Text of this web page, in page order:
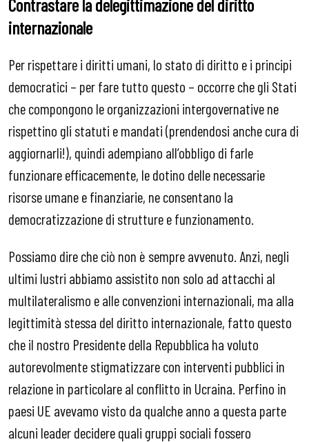
Contrastare la delegittimazione del diritto
internazionale
Per rispettare i diritti umani, lo stato di diritto e i principi
democratici – per fare tutto questo – occorre che gli Stati
che compongono le organizzazioni intergovernative ne
rispettino gli statuti e mandati (prendendosi anche cura di
aggiornarli!), quindi adempiano all’obbligo di farle
funzionare efficacemente, le dotino delle necessarie
risorse umane e finanziarie, ne consentano la
democratizzazione di strutture e funzionamento.
Possiamo dire che ciò non è sempre avvenuto. Anzi, negli
ultimi lustri abbiamo assistito non solo ad attacchi al
multilateralismo e alle convenzioni internazionali, ma alla
legittimità stessa del diritto internazionale, fatto questo
che il nostro Presidente della Repubblica ha voluto
autorevolmente stigmatizzare con interventi pubblici in
relazione in particolare al conflitto in Ucraina. Perfino in
paesi UE avevamo visto da qualche anno a questa parte
alcuni leader decidere quali gruppi sociali fossero